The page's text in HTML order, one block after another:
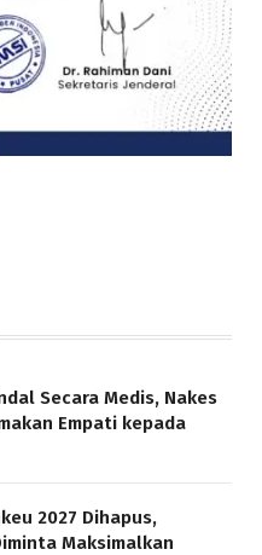
Secara Medis, Nakes
Empati kepada
2027 Dihapus,
Maksimalkan